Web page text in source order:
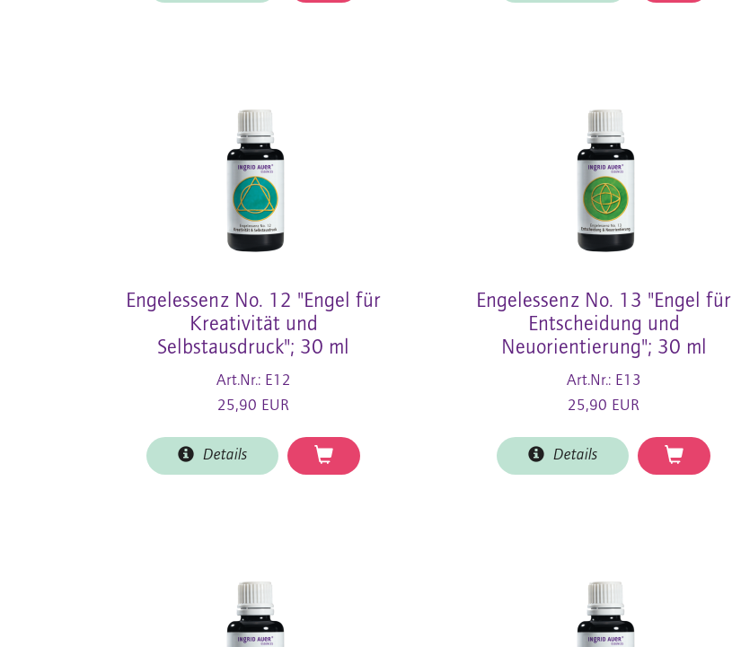
Engelessenz No. 12 "Engel für
Kreativität und
Selbstausdruck"; 30 ml
Art.Nr.: E12
25,90 EUR
Details
Engelessenz No. 13 "Engel für
Entscheidung und
Neuorientierung"; 30 ml
Art.Nr.: E13
25,90 EUR
Details